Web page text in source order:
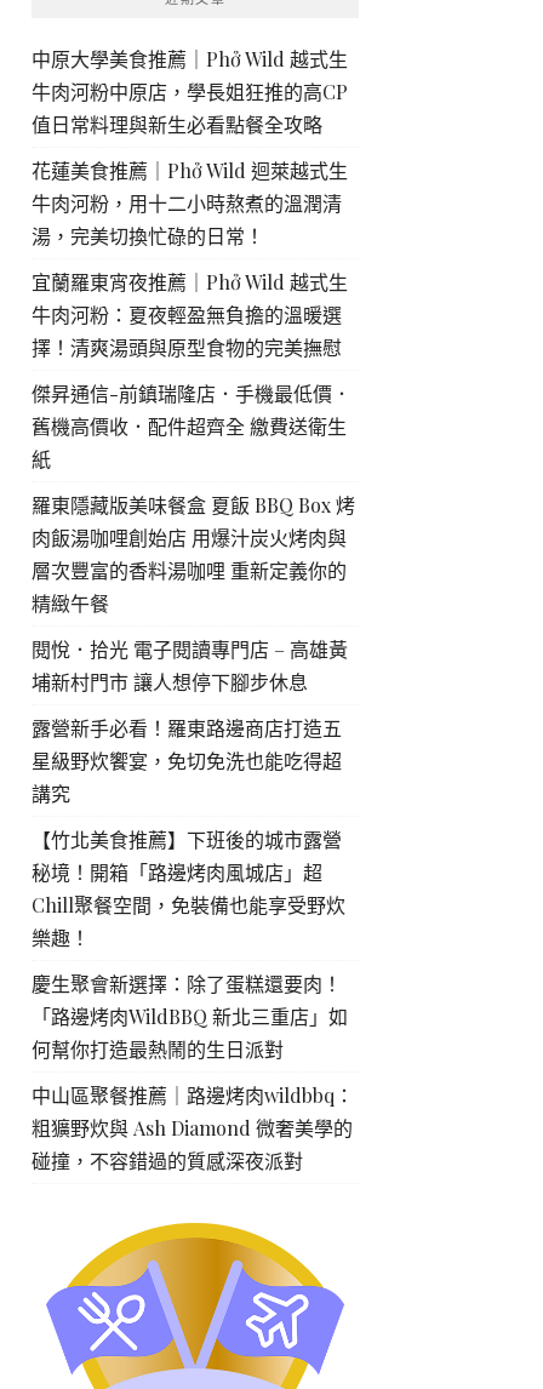
中原大學美食推薦｜Phở Wild 越式生
牛肉河粉中原店，學長姐狂推的高CP
值日常料理與新生必看點餐全攻略
花蓮美食推薦｜Phở Wild 迴萊越式生
牛肉河粉，用十二小時熬煮的溫潤清
湯，完美切換忙碌的日常！
宜蘭羅東宵夜推薦｜Phở Wild 越式生
牛肉河粉：夏夜輕盈無負擔的溫暖選
擇！清爽湯頭與原型食物的完美撫慰
傑昇通信-前鎮瑞隆店．手機最低價．
舊機高價收．配件超齊全 繳費送衛生
紙
羅東隱藏版美味餐盒 夏飯 BBQ Box 烤
肉飯湯咖哩創始店 用爆汁炭火烤肉與
層次豐富的香料湯咖哩 重新定義你的
精緻午餐
閱悅．拾光 電子閱讀專門店 – 高雄黃
埔新村門市 讓人想停下腳步休息
露營新手必看！羅東路邊商店打造五
星級野炊饗宴，免切免洗也能吃得超
講究
【竹北美食推薦】下班後的城市露營
秘境！開箱「路邊烤肉風城店」超
Chill聚餐空間，免裝備也能享受野炊
樂趣！
慶生聚會新選擇：除了蛋糕還要肉！
「路邊烤肉WildBBQ 新北三重店」如
何幫你打造最熱鬧的生日派對
中山區聚餐推薦｜路邊烤肉wildbbq：
粗獷野炊與 Ash Diamond 微奢美學的
碰撞，不容錯過的質感深夜派對